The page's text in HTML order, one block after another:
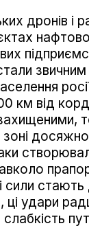
дронів і
км від
сили стають
ці удари